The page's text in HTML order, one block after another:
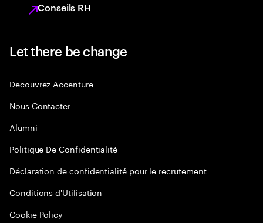
Conseils RH
Let there be change
Decouvrez Accenture
Nous Contacter
Alumni
Politique De Confidentialité
Déclaration de confidentialité pour le recrutement
Conditions d'Utilisation
Cookie Policy